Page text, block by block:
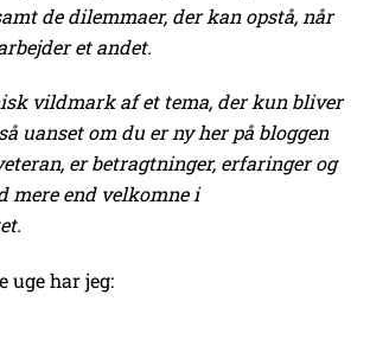
de dilemmaer, der kan opstå, når
et andet.
vildmark af et tema, der kun bliver
uanset om du er ny her på bloggen
er betragtninger, erfaringer og
mere end velkomne i
uge har jeg: